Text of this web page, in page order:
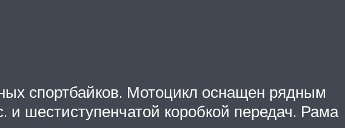
спортбайков. Мотоцикл оснащен рядным
шестиступенчатой коробкой передач. Рама